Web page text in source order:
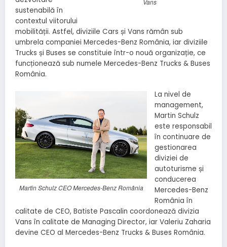
Vans
sustenabilă în
contextul viitorului
mobilității. Astfel, diviziile Cars și Vans rămân sub
umbrela companiei Mercedes-Benz România, iar diviziile
Trucks și Buses se constituie într-o nouă organizație, ce
funcționează sub numele Mercedes-Benz Trucks & Buses
România.
Martin Schulz CEO Mercedes-Benz România
La nivel de
management,
Martin Schulz
este responsabil
în continuare de
gestionarea
diviziei de
autoturisme și
conducerea
Mercedes-Benz
România în
calitate de CEO, Batiste Pascalin coordonează divizia
Vans în calitate de Managing Director, iar Valeriu Zaharia
devine CEO al Mercedes-Benz Trucks & Buses România.